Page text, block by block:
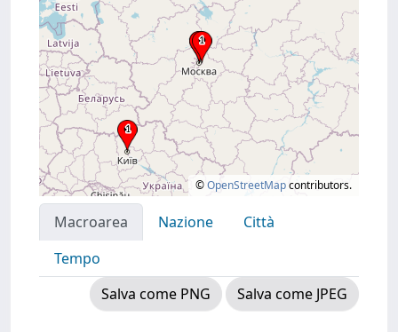
©OpenStreetMapcontributors.
Macroarea Nazione
Città
Tempo
Salva come PNG
Salva come JPEG